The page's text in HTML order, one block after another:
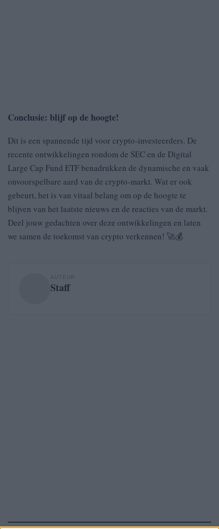
Conclusie: blijf op de hoogte!
Dit is een spannende tijd voor crypto-investeerders. De
recente ontwikkelingen rondom de SEC en de Digital
Large Cap Fund ETF benadrukken de dynamische en vaak
onvoorspelbare aard van de crypto-markt. Wat er ook
gebeurt, het is van vitaal belang om op de hoogte te
blijven van het laatste nieuws en de reacties van de markt.
Deel jouw gedachten over deze ontwikkelingen en laten
we samen de toekomst van crypto verkennen! 🚀💰
AUTEUR
Staff